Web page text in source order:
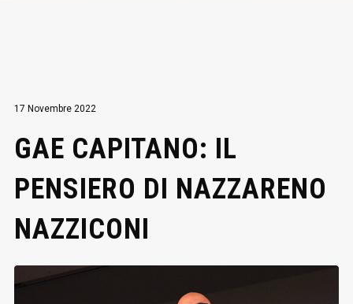
17 Novembre 2022
GAE CAPITANO: IL
PENSIERO DI NAZZARENO
NAZZICONI